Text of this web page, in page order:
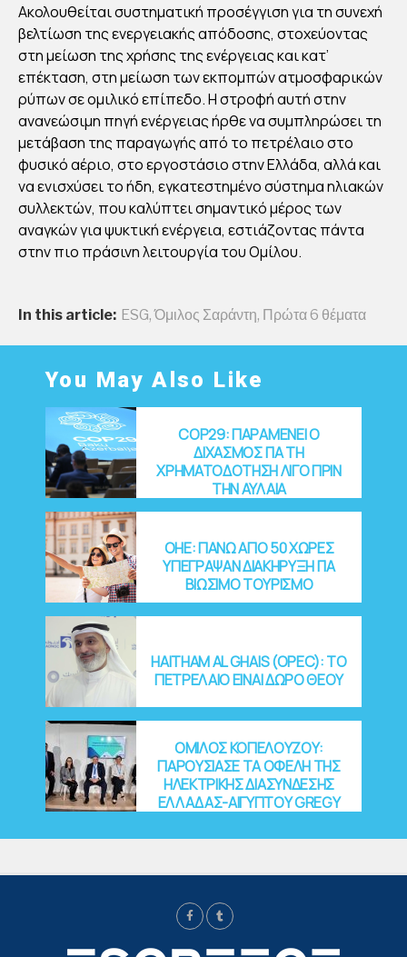
Ακολουθείται συστηματική προσέγγιση για τη συνεχή
βελτίωση της ενεργειακής απόδοσης, στοχεύοντας
στη μείωση της χρήσης της ενέργειας και κατ’
επέκταση, στη μείωση των εκπομπών ατμοσφαρικών
ρύπων σε ομιλικό επίπεδο. Η στροφή αυτή στην
ανανεώσιμη πηγή ενέργειας ήρθε να συμπληρώσει τη
μετάβαση της παραγωγής από το πετρέλαιο στο
φυσικό αέριο, στο εργοστάσιο στην Ελλάδα, αλλά και
να ενισχύσει το ήδη, εγκατεστημένο σύστημα ηλιακών
συλλεκτών, που καλύπτει σημαντικό μέρος των
αναγκών για ψυκτική ενέργεια, εστιάζοντας πάντα
στην πιο πράσινη λειτουργία του Ομίλου.
In this article: ESG,Όμιλος Σαράντη, Πρώτα 6 θέματα
You May Also Like
COP29: ΠΑΡΑΜΕΝΕΙ Ο
ΔΙΧΑΣΜΟΣ ΓΙΑ ΤΗ
ΧΡΗΜΑΤΟΔΟΤΗΣΗ ΛΙΓΟ ΠΡΙΝ
ΤΗΝ ΑΥΛΑΙΑ
OHE: ΠΑΝΩ ΑΠΟ 50 ΧΩΡΕΣ
ΥΠΕΓΡΑΨΑΝ ΔΙΑΚΗΡΥΞΗ ΓΙΑ
ΒΙΩΣΙΜΟ ΤΟΥΡΙΣΜΟ
HAITHAM AL GHAIS (OPEC): ΤΟ
ΠΕΤΡΕΛΑΙΟ ΕΙΝΑΙ ΔΩΡΟ ΘΕΟΥ
ΟΜΙΛΟΣ ΚΟΠΕΛΟΥΖΟΥ:
ΠΑΡΟΥΣΙΑΣΕ ΤΑ ΟΦΕΛΗ ΤΗΣ
ΗΛΕΚΤΡΙΚΗΣ ΔΙΑΣΥΝΔΕΣΗΣ
ΕΛΛΑΔΑΣ-ΑΙΓΥΠΤΟΥ GREGY